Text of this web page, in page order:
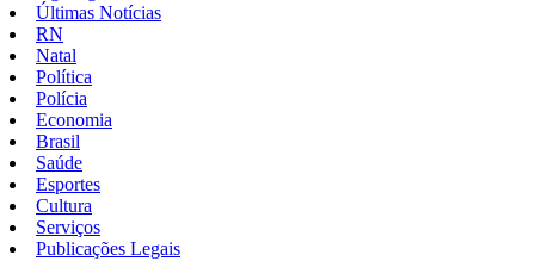
Últimas Notícias
RN
Natal
Política
Polícia
Economia
Brasil
Saúde
Esportes
Cultura
Serviços
Publicações Legais